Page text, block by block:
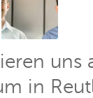
uns
in